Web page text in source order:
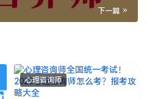
下一篇
心理咨询师